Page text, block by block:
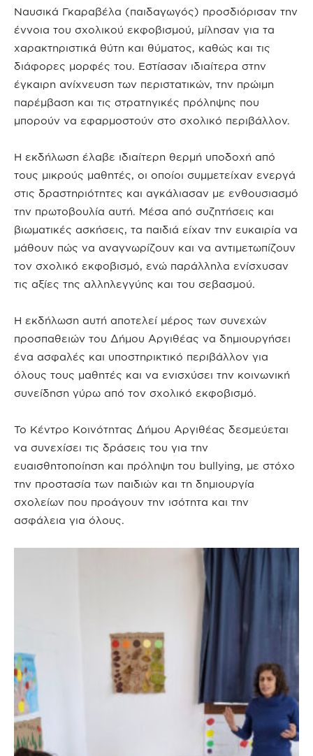
Ναυσικά Γκαραβέλα (παιδαγωγός) προσδιόρισαν την
έννοια του σχολικού εκφοβισμού, μίλησαν για τα
χαρακτηριστικά θύτη και θύματος, καθώς και τις
διάφορες μορφές του. Εστίασαν ιδιαίτερα στην
έγκαιρη ανίχνευση των περιστατικών, την πρώιμη
παρέμβαση και τις στρατηγικές πρόληψης που
μπορούν να εφαρμοστούν στο σχολικό περιβάλλον.
Η εκδήλωση έλαβε ιδιαίτερη θερμή υποδοχή από
τους μικρούς μαθητές, οι οποίοι συμμετείχαν ενεργά
στις δραστηριότητες και αγκάλιασαν με ενθουσιασμό
την πρωτοβουλία αυτή. Μέσα από συζητήσεις και
βιωματικές ασκήσεις, τα παιδιά είχαν την ευκαιρία να
μάθουν πώς να αναγνωρίζουν και να αντιμετωπίζουν
τον σχολικό εκφοβισμό, ενώ παράλληλα ενίσχυσαν
τις αξίες της αλληλεγγύης και του σεβασμού.
Η εκδήλωση αυτή αποτελεί μέρος των συνεχών
προσπαθειών του Δήμου Αργιθέας να δημιουργήσει
ένα ασφαλές και υποστηρικτικό περιβάλλον για
όλους τους μαθητές και να ενισχύσει την κοινωνική
συνείδηση γύρω από τον σχολικό εκφοβισμό.
Το Κέντρο Κοινότητας Δήμου Αργιθέας δεσμεύεται
να συνεχίσει τις δράσεις του για την
ευαισθητοποίηση και πρόληψη του bullying, με στόχο
την προστασία των παιδιών και τη δημιουργία
σχολείων που προάγουν την ισότητα και την
ασφάλεια για όλους.